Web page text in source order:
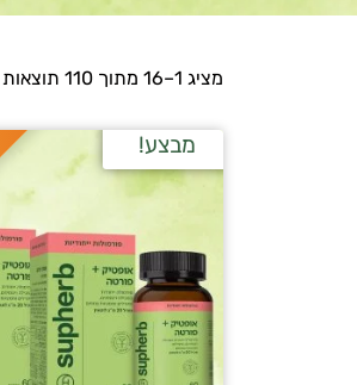
מציג 1–16 מתוך 110 תוצאות
מבצע!